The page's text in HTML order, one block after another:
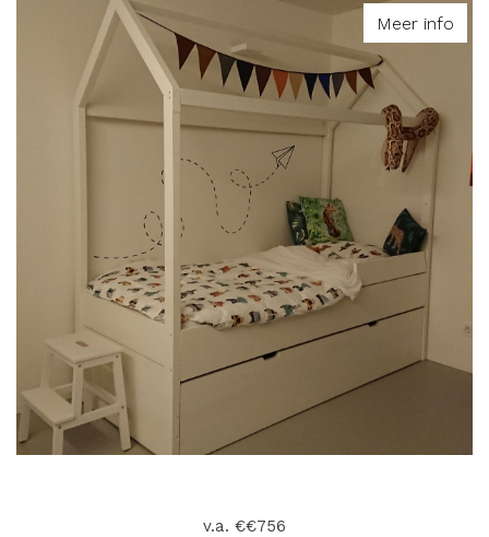
Meer info
v.a. €€756